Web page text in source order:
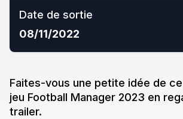
Date de sortie
08/11/2022
Faites-vous une petite idée de
jeu Football Manager 2023 en
trailer.